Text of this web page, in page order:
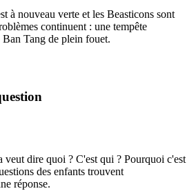
à nouveau verte et les Beasticons sont
continuent : une tempête
Tang de plein fouet.
veut dire quoi ? C'est qui ? Pourquoi c'est
des enfants trouvent
réponse.